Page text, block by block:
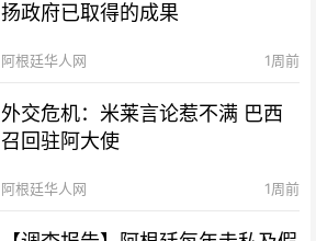
扬政府已取得的成果
阿根廷华人网 1周前
外交危机：米莱言论惹不满 巴西
召回驻阿大使
阿根廷华人网 1周前